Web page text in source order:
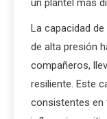
un plantel más
La capacidad
de alta presión
compañeros,
resiliente. Este
consistentes en